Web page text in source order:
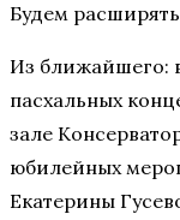
Будем
Из ближайшего:
пасхальных
зале
юбилейных
Екатерины